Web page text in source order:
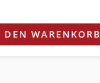
DEN WARENKORB